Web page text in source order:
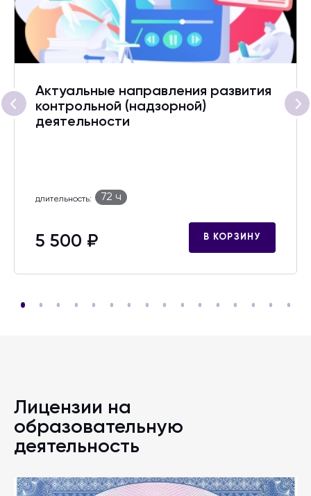
Актуальные направления развития
контрольной (надзорной)
деятельности
длительность: 72 ч
5 500 ₽ В КОРЗИНУ
Лицензии на
образовательную
деятельность